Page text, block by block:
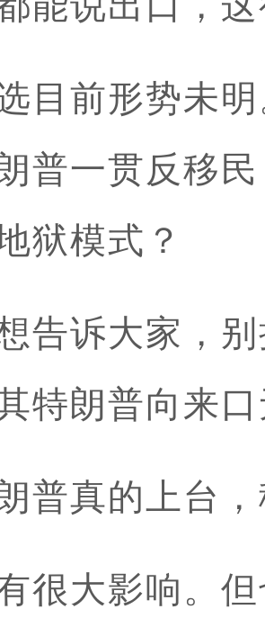
目前形势未
普一贯反移
狱模式？
告诉大家，
特朗普向来
普真的上台
很大影响。